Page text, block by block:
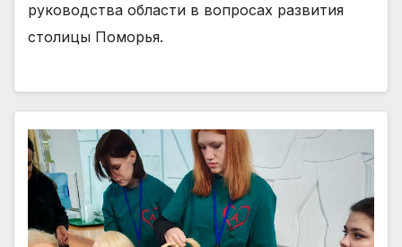
руководства области в вопросах развития
столицы Поморья.